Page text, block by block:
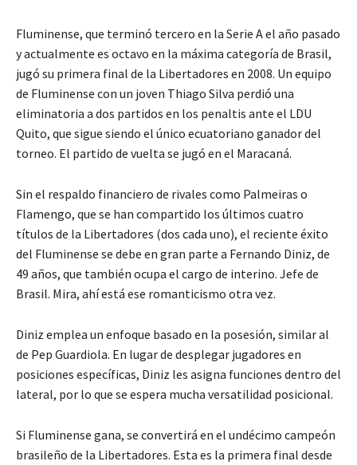
Fluminense, que terminó tercero en la Serie A el año pasado
y actualmente es octavo en la máxima categoría de Brasil,
jugó su primera final de la Libertadores en 2008. Un equipo
de Fluminense con un joven Thiago Silva perdió una
eliminatoria a dos partidos en los penaltis ante el LDU
Quito, que sigue siendo el único ecuatoriano ganador del
torneo. El partido de vuelta se jugó en el Maracaná.
Sin el respaldo financiero de rivales como Palmeiras o
Flamengo, que se han compartido los últimos cuatro
títulos de la Libertadores (dos cada uno), el reciente éxito
del Fluminense se debe en gran parte a Fernando Diniz, de
49 años, que también ocupa el cargo de interino. Jefe de
Brasil. Mira, ahí está ese romanticismo otra vez.
Diniz emplea un enfoque basado en la posesión, similar al
de Pep Guardiola. En lugar de desplegar jugadores en
posiciones específicas, Diniz les asigna funciones dentro del
lateral, por lo que se espera mucha versatilidad posicional.
Si Fluminense gana, se convertirá en el undécimo campeón
brasileño de la Libertadores. Esta es la primera final desde